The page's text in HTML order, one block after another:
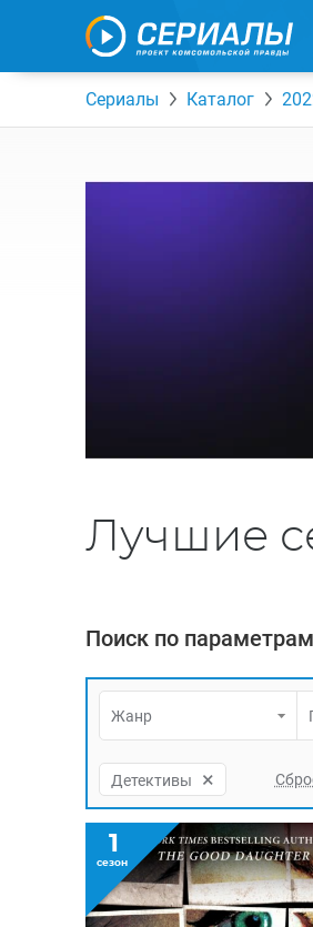
Сериалы Каталог
Лучшие
Поиск по параметрам
Жанр
Детективы ×
1
сезон